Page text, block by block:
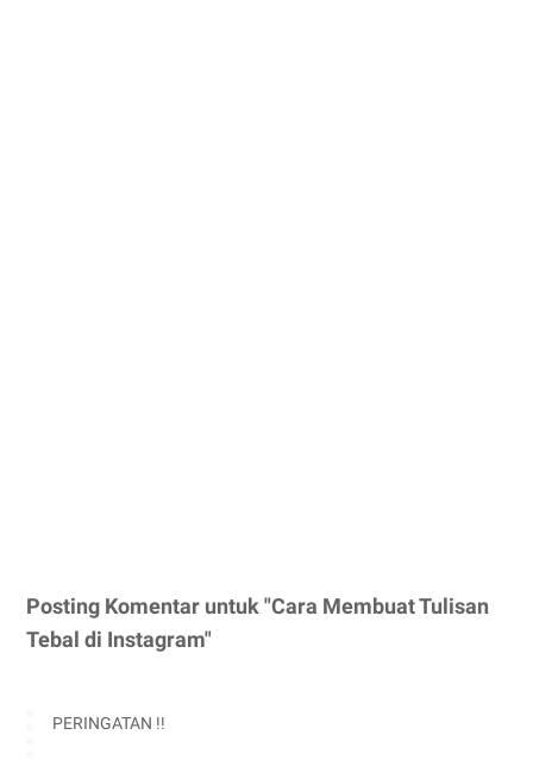
Posting Komentar untuk "Cara Membuat Tulisan
Tebal di Instagram"
PERINGATAN !!